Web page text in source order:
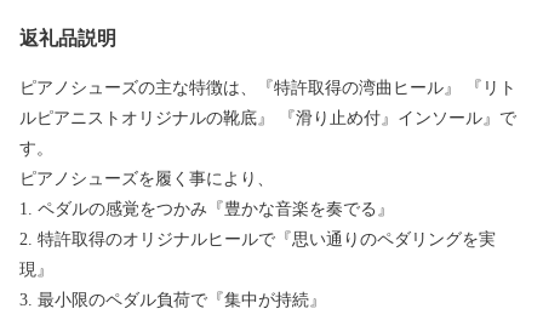
返礼品説明
ピアノシューズの主な特徴は、『特許取得の湾曲ヒール』 『リト
ルピアニストオリジナルの靴底』 『滑り止め付』インソール』で
す。
ピアノシューズを履く事により、
1. ペダルの感覚をつかみ『豊かな音楽を奏でる』
2. 特許取得のオリジナルヒールで『思い通りのペダリングを実
現』
3. 最小限のペダル負荷で『集中が持続』